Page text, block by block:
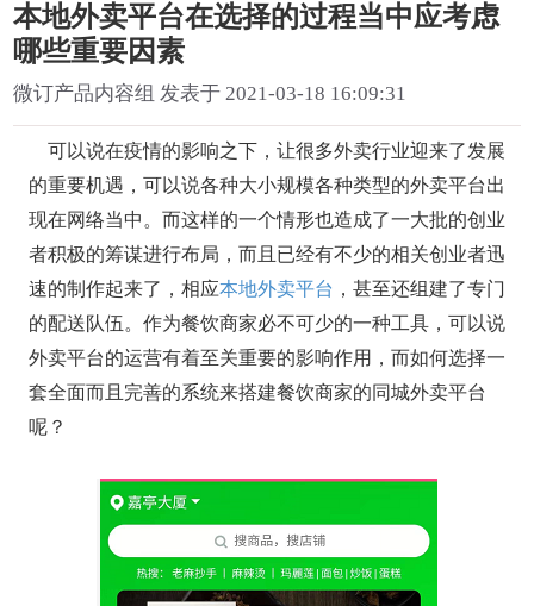
本地外卖平台在选择的过程当中应考虑
哪些重要因素
微订产品内容组 发表于 2021-03-18 16:09:31
可以说在疫情的影响之下，让很多外卖行业迎来了发展
的重要机遇，可以说各种大小规模各种类型的外卖平台出
现在网络当中。而这样的一个情形也造成了一大批的创业
者积极的筹谋进行布局，而且已经有不少的相关创业者迅
速的制作起来了，相应本地外卖平台 ，甚至还组建了专门
的配送队伍。作为餐饮商家必不可少的一种工具，可以说
外卖平台的运营有着至关重要的影响作用，而如何选择一
套全面而且完善的系统来搭建餐饮商家的同城外卖平台
呢？